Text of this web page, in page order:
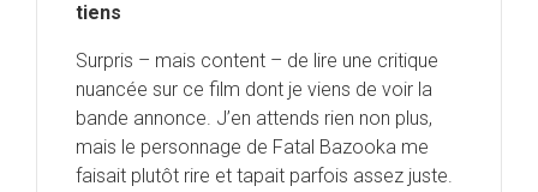
tiens
Surpris – mais content – de lire une critique
nuancée sur ce film dont je viens de voir la
bande annonce. J’en attends rien non plus,
mais le personnage de Fatal Bazooka me
faisait plutôt rire et tapait parfois assez juste.